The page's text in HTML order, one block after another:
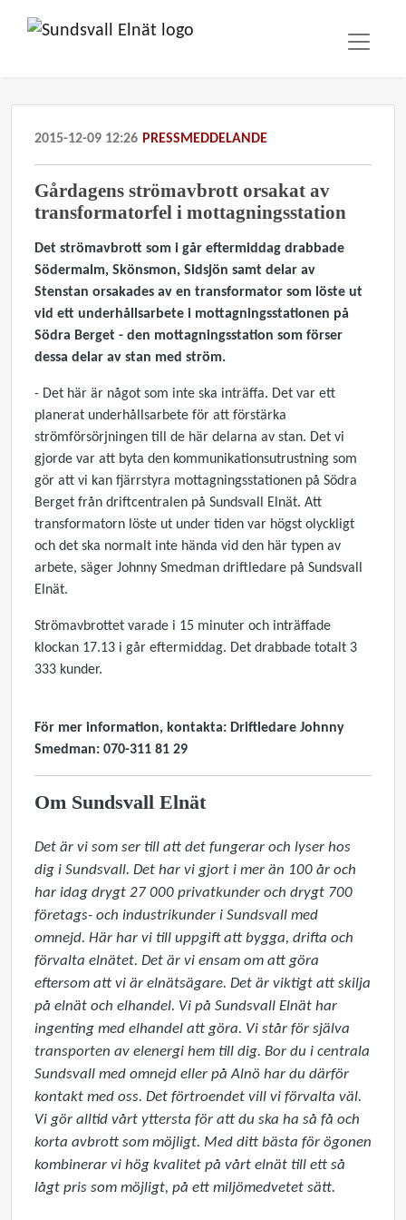
2015-12-09 12:26 PRESSMEDDELANDE
Gårdagens strömavbrott orsakat av
transformatorfel i mottagningsstation
Det strömavbrott som i går eftermiddag drabbade
Södermalm, Skönsmon, Sidsjön samt delar av
Stenstan orsakades av en transformator som löste ut
vid ett underhållsarbete i mottagningsstationen på
Södra Berget - den mottagningsstation som förser
dessa delar av stan med ström.
- Det här är något som inte ska inträffa. Det var ett
planerat underhållsarbete för att förstärka
strömförsörjningen till de här delarna av stan. Det vi
gjorde var att byta den kommunikationsutrustning som
gör att vi kan fjärrstyra mottagningsstationen på Södra
Berget från driftcentralen på Sundsvall Elnät. Att
transformatorn löste ut under tiden var högst olyckligt
och det ska normalt inte hända vid den här typen av
arbete, säger Johnny Smedman driftledare på Sundsvall
Elnät.
Strömavbrottet varade i 15 minuter och inträffade
klockan 17.13 i går eftermiddag. Det drabbade totalt 3
333 kunder.
För mer information, kontakta: Driftledare Johnny
Smedman: 070-311 81 29
Om Sundsvall Elnät
Det är vi som ser till att det fungerar och lyser hos
dig i Sundsvall. Det har vi gjort i mer än 100 år och
har idag drygt 27 000 privatkunder och drygt 700
företags- och industrikunder i Sundsvall med
omnejd. Här har vi till uppgift att bygga, drifta och
förvalta elnätet. Det är vi ensam om att göra
eftersom att vi är elnätsägare. Det är viktigt att skilja
på elnät och elhandel. Vi på Sundsvall Elnät har
ingenting med elhandel att göra. Vi står för själva
transporten av elenergi hem till dig. Bor du i centrala
Sundsvall med omnejd eller på Alnö har du därför
kontakt med oss. Det förtroendet vill vi förvalta väl.
Vi gör alltid vårt yttersta för att du ska ha så få och
korta avbrott som möjligt. Med ditt bästa för ögonen
kombinerar vi hög kvalitet på vårt elnät till ett så
lågt pris som möjligt, på ett miljömedvetet sätt.